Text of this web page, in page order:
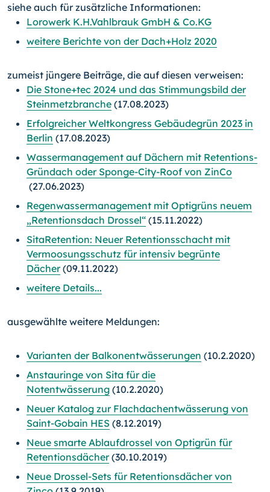
siehe auch für zusätzliche Informationen:
Lorowerk K.H.Vahlbrauk GmbH & Co.KG
weitere Berichte von der Dach+Holz 2020
zumeist jüngere Beiträge, die auf diesen verweisen:
Die Stone+tec 2024 und das Stimmungsbild der
Steinmetzbranche (17.08.2023)
Erfolgreicher Weltkongress Gebäudegrün 2023 in
Berlin (17.08.2023)
Wassermanagement auf Dächern mit Retentions-
Gründach oder Sponge-City-Roof von ZinCo
(27.06.2023)
Regenwassermanagement mit Optigrüns neuem
„Retentionsdach Drossel“ (15.11.2022)
SitaRetention: Neuer Retentionsschacht mit
Vermoosungsschutz für intensiv begrünte
Dächer(09.11.2022)
weitere Details...
ausgewählte weitere Meldungen:
Varianten der Balkonentwässerungen (10.2.2020)
Anstauringe von Sita für die
Notentwässerung (10.2.2020)
Neuer Katalog zur Flachdachentwässerung von
Saint-Gobain HES (8.12.2019)
Neue smarte Ablaufdrossel von Optigrün für
Retentionsdächer(30.10.2019)
Neue Drossel-Sets für Retentionsdächer von